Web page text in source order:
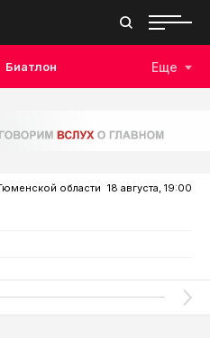
Биатлон Еще
области 18 августа, 19:00